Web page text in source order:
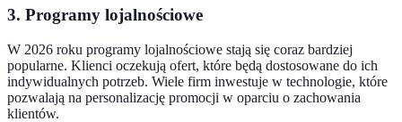
3. Programy lojalnościowe
W 2026 roku programy lojalnościowe stają się coraz bardziej
popularne. Klienci oczekują ofert, które będą dostosowane do ich
indywidualnych potrzeb. Wiele firm inwestuje w technologie, które
pozwalają na personalizację promocji w oparciu o zachowania
klientów.